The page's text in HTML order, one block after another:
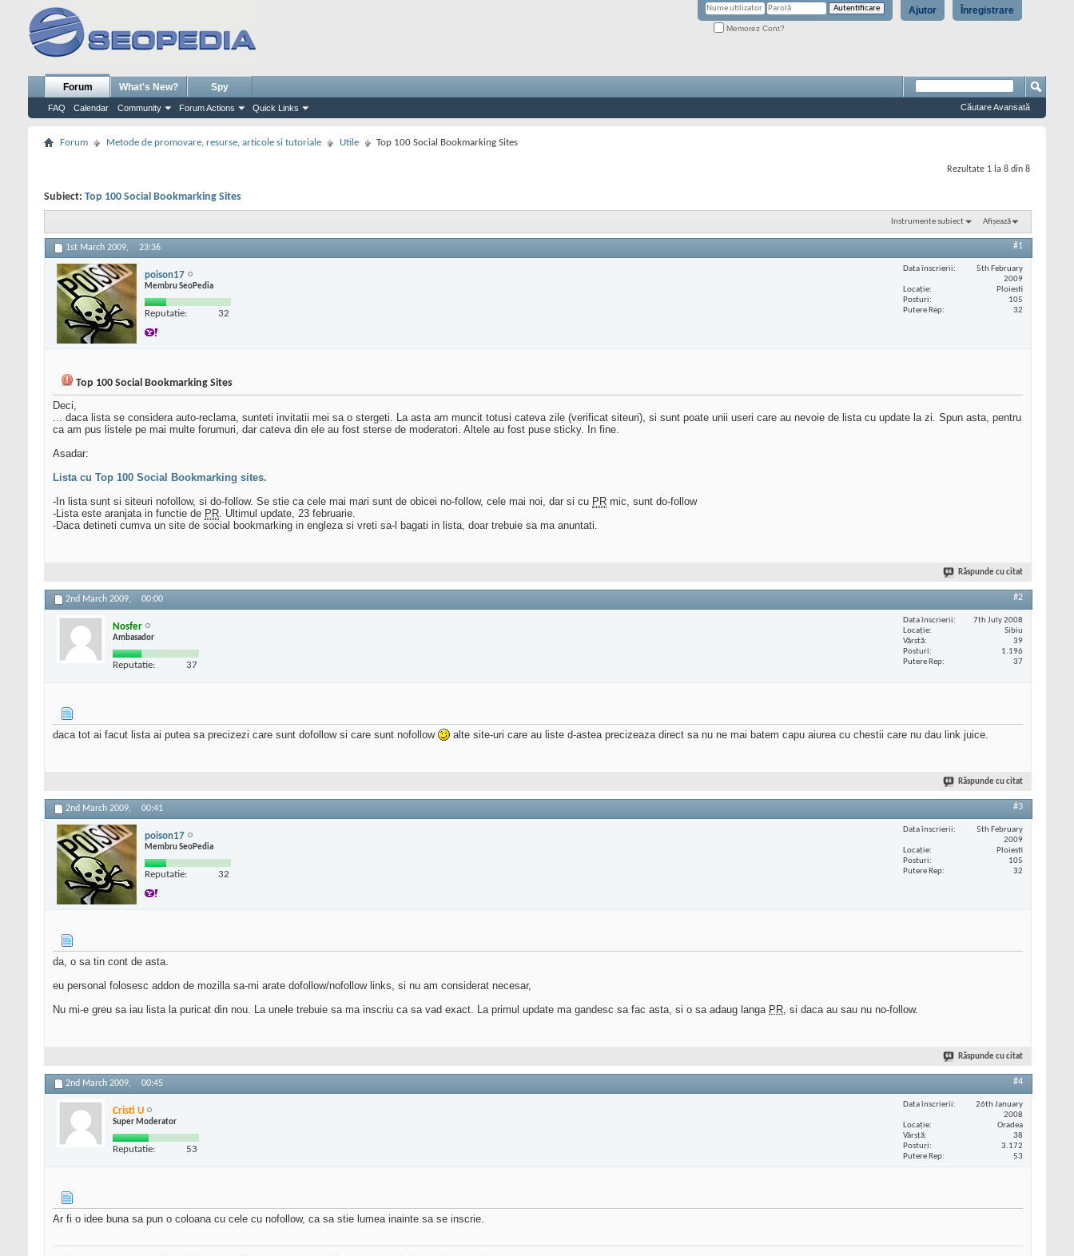
Înregistrare
Ajutor
Memorez Cont?
Forum
FAQ Calendar Community Forum Actions Quick Links
What's New? Spy
Căutare Avansată
Forum Metode de promovare, resurse, articole si tutoriale Utile Top 100 Social Bookmarking Sites
Rezultate 1 la 8 din 8
Subiect: Top 100 Social Bookmarking Sites
Instrumente subiect Afișează
1st March 2009, 23:36 #1
poison17
Membru SeoPedia
Reputatie: 32
Data înscrierii
5th February
2009
Locaţie
Ploiesti
Posturi
105
Putere Rep
32
Top 100 Social Bookmarking Sites
Deci,
... daca lista se considera auto-reclama, sunteti invitatii mei sa o stergeti. La asta am muncit totusi cateva zile (verificat siteuri), si sunt poate unii useri care au nevoie de lista cu update la zi. Spun asta, pentru
ca am pus listele pe mai multe forumuri, dar cateva din ele au fost sterse de moderatori. Altele au fost puse sticky. In fine.
Asadar:
Lista cu Top 100 Social Bookmarking sites.
-In lista sunt si siteuri nofollow, si do-follow. Se stie ca cele mai mari sunt de obicei no-follow, cele mai noi, dar si cu PR mic, sunt do-follow
-Lista este aranjata in functie de PR. Ultimul update, 23 februarie.
-Daca detineti cumva un site de social bookmarking in engleza si vreti sa-l bagati in lista, doar trebuie sa ma anuntati.
Răspunde cu citat
2nd March 2009, 00:00 #2
Nosfer
Ambasador
Reputatie: 37
Data înscrierii
7th July 2008
Locaţie
Sibiu
Vârstă
39
Posturi
1.196
Putere Rep
37
daca tot ai facut lista ai putea sa precizezi care sunt dofollow si care sunt nofollow alte site-uri care au liste d-astea precizeaza direct sa nu ne mai batem capu aiurea cu chestii care nu dau link juice.
Răspunde cu citat
2nd March 2009, 00:41 #3
poison17
Membru SeoPedia
Reputatie: 32
Data înscrierii
5th February
2009
Locaţie
Ploiesti
Posturi
105
Putere Rep
32
da, o sa tin cont de asta.
eu personal folosesc addon de mozilla sa-mi arate dofollow/nofollow links, si nu am considerat necesar,
Nu mi-e greu sa iau lista la puricat din nou. La unele trebuie sa ma inscriu ca sa vad exact. La primul update ma gandesc sa fac asta, si o sa adaug langa PR, si daca au sau nu no-follow.
Răspunde cu citat
2nd March 2009, 00:45 #4
Cristi U
Super Moderator
Reputatie: 53
Data înscrierii
26th January
2008
Locaţie
Oradea
Vârstă
38
Posturi
3.172
Putere Rep
53
Ar fi o idee buna sa pun o coloana cu cele cu nofollow, ca sa stie lumea inainte sa se inscrie.